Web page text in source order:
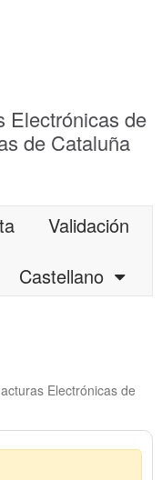
Electrónicas de
de Cataluña
Validación
Castellano
Electrónicas de